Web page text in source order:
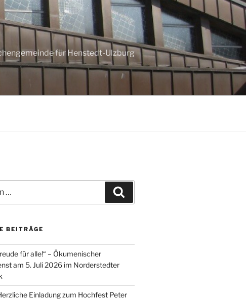
für Henstedt-Ulzburg
BEITRÄGE
für alle!“ – Ökumenischer
am 5. Juli 2026 im Norderstedter
Einladung zum Hochfest Peter